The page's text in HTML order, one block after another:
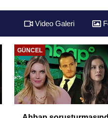
Video Galeri
GÜNCEL